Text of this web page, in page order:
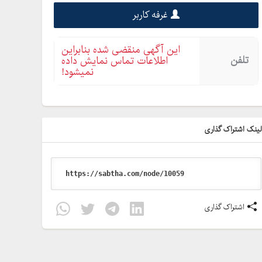
غرفه کاربر
تلفن
این آگهی منقضی شده بنابراین
اطلاعات تماس نمایش داده
نمیشود!
اشتراک گذاری
اشتراک گذاری